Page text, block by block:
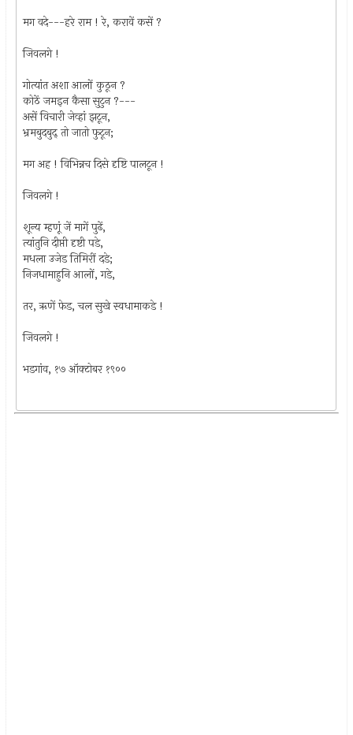
मग वदे---हरे राम ! रे, करावें कसें ?
जिवलगे !
गोत्यांत अशा आलों कुठून ?
कोठें जमइन कैसा सुटुन ?---
असें विचारी जेव्हां झटून,
भ्रमबुद‍बुद्‍ तो जातो फुटून;
मग अह ! विभिन्नच दिसे दृष्टि पालटून !
जिवलगे !
शून्य म्हणूं जें मागें पुढें,
त्यांतुनि दीप्ती दृष्टी पडे,
मधला उजेड तिमिरीं दडे;
निजधामाहुनि आलों, गडे,
तर, ऋणें फेड, चल सुखे स्वधामाकडे !
जिवलगे !
भडगांव, १७ ऑक्टोबर १९००